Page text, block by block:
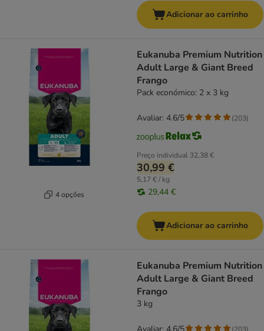
Adicionar ao carrinho
4 opções
Eukanuba Premium Nutrition
Adult Large & Giant Breed
Frango
Pack económico: 2 x 3 kg
Preço individual 32,38 €
30,99 €
5,17 € / kg
29,44 €
Avaliar: 4.6/5 (203)
Adicionar ao carrinho
Eukanuba Premium Nutrition
Adult Large & Giant Breed
Frango
3 kg
(203)